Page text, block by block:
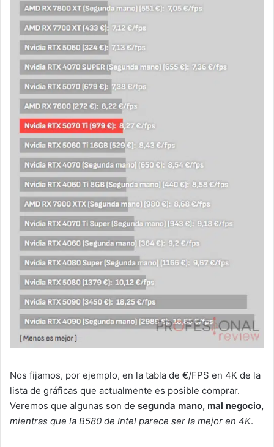
Nos fijamos, por ejemplo, en la tabla de €/FPS en 4K de la
lista de gráficas que actualmente es posible comprar.
Veremos que algunas son de segunda mano, mal negocio,
mientras que la B580 de Intel parece ser la mejor en 4K.